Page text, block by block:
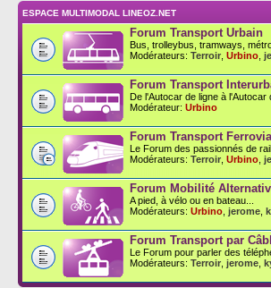
ESPACE MULTIMODAL LINEOZ.NET
Forum Transport Urbain
Bus, trolleybus, tramways,
Modérateurs: Terroir Urbino
Forum Transport
De l'Autocar de ligne à l'Autocar
Modérateur: Urbino
Forum Transport
Le Forum des passionnés de
Modérateurs: Terroir Urbino
Forum Mobilité
A pied, à vélo ou en bateau...
Modérateurs: Urbino jerome
Forum Transport par
Le Forum pour parler des
Modérateurs: Terroir jerome